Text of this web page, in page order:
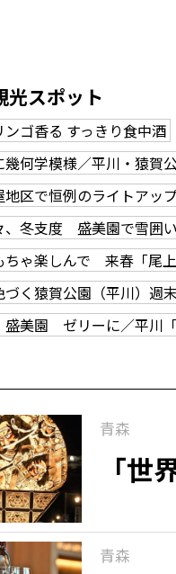
光スポット
ゴ香る すっきり食中酒
幾何学模様／平川・猿賀
地区で恒例のライトアッ
、冬支度 盛美園で雪囲
ちゃ楽しんで 来春「尾
づく猿賀公園（平川）週
盛美園 ゼリーに／平川
青森
「
青森